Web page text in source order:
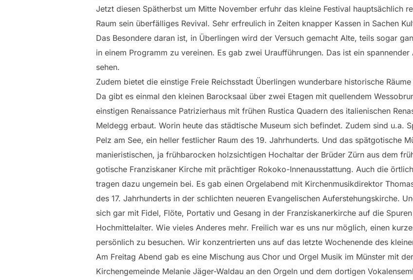
Jetzt diesen Spätherbst um Mitte November erfuhr das kleine Festival hauptsächlich
Raum sein überfälliges Revival. Sehr erfreulich in Zeiten knapper Kassen in Sachen
Das Besondere daran ist, in Überlingen wird der Versuch gemacht Alte, teils sogar
in einem Programm zu vereinen. Es gab zwei Uraufführungen. Das ist ein
sehen.
Zudem bietet die einstige Freie Reichsstadt Überlingen wunderbare historische
Da gibt es einmal den kleinen Barocksaal über zwei Etagen mit quellendem
einstigen Renaissance Patrizierhaus mit frühen Rustica Quadern des italienischen
Meldegg erbaut. Worin heute das städtische Museum sich befindet. Zudem sind u.a.
Pelz am See, ein heller festlicher Raum des 19. Jahrhunderts. Und das spätgotische
manieristischen, ja frühbarocken holzsichtigen Hochaltar der Brüder Zürn aus dem
gotische Franziskaner Kirche mit prächtiger Rokoko-Innenausstattung. Auch die
tragen dazu ungemein bei. Es gab einen Orgelabend mit Kirchenmusikdirektor
des 17. Jahrhunderts in der schlichten neueren Evangelischen Auferstehungskirche.
sich gar mit Fidel, Flöte, Portativ und Gesang in der Franziskanerkirche auf die
Hochmittelalter. Wie vieles Anderes mehr. Freilich war es uns nur möglich, einen
persönlich zu besuchen. Wir konzentrierten uns auf das letzte Wochenende des
Am Freitag Abend gab es eine Mischung aus Chor und Orgel Musik im Münster mit
Kirchengemeinde Melanie Jäger-Waldau an den Orgeln und dem dortigen